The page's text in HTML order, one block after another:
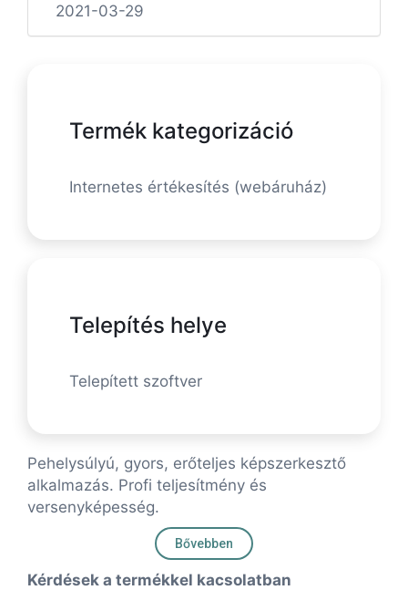
2021-03-29
Termék kategorizáció
Internetes értékesítés (webáruház)
Telepítés helye
Telepített szoftver
Pehelysúlyú, gyors, erőteljes képszerkesztő
alkalmazás. Profi teljesítmény és
versenyképesség.
Bővebben
Kérdések a termékkel kacsolatban